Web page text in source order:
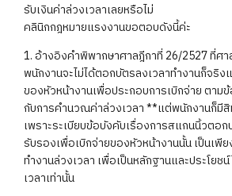
รับเงินค่าล่วงเวลาเลยหรือไม่
คลินิกกฎหมายแรงงานขอตอบดังนี้ค่ะ
1. อ้างอิงคำพิพากษาศาลฎีกาที่ 26/2527 ที่ศา
พนักงานจะไม่ได้ตอกบัตรลงเวลาทำงานก็จริง
ของหัวหน้างานเพื่อประกอบการเบิกจ่าย ตาม
กับการคำนวณค่าล่วงเวลา **แต่พนักงานก็มีสิ
เพราะระเบียบข้อบังคับเรื่องการสแกนนิ้วตอ
รับรองเพื่อเบิกจ่ายของหัวหน้างานนั้น เป็นเพี
ทำงานล่วงเวลา เพื่อเป็นหลักฐานและประโย
เวลาเท่านั้น